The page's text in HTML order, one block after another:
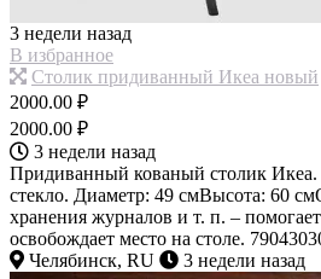
3 недели назад
В избранное
Столик придиванный Икеа новый
2000.00 ₽
2000.00 ₽
3 недели назад
Придиванный кованый столик Икеа.
стекло. Диаметр: 49 смВысота: 60
хранения журналов и т. п. –
освобождает место на столе.
Челябинск, RU
3 недели назад